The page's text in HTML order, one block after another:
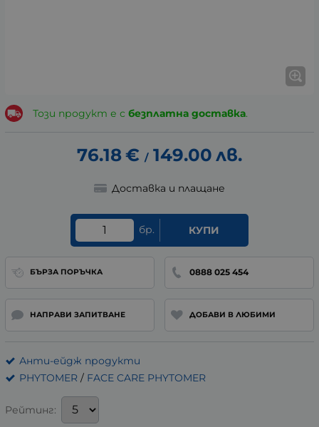
Този продукт е с безплатна доставка.
76.18€ / 149.00 лв.
Доставка и плащане
бр. КУПИ
БЪРЗА ПОРЪЧКА 0888 025 454
НАПРАВИ ЗАПИТВАНЕ ДОБАВИ В ЛЮБИМИ
Анти-ейдж продукти
PHYTOMER / FACE CARE PHYTOMER
Рейтинг: